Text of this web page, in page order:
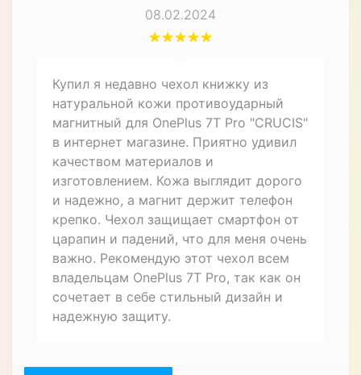
08.02.2024
Купил я недавно чехол книжку из
натуральной кожи противоударный
магнитный для OnePlus 7T Pro "CRUCIS"
в интернет магазине. Приятно удивил
качеством материалов и
изготовлением. Кожа выглядит дорого
и надежно, а магнит держит телефон
крепко. Чехол защищает смартфон от
царапин и падений, что для меня очень
важно. Рекомендую этот чехол всем
владельцам OnePlus 7T Pro, так как он
сочетает в себе стильный дизайн и
надежную защиту.